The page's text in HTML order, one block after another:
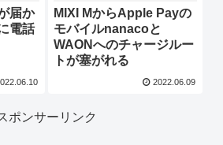
届か
電話
MIXI MからApple Payの
モバイルnanacoと
WAONへのチャージルー
トが塞がれる
2022.06.09
ポンサーリンク